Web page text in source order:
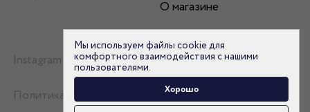
О магазине
Instagram
Политика конфиденциальности
Мы используем файлы cookie для
комфортного взаимодействия с нашими
пользователями.
Хорошо